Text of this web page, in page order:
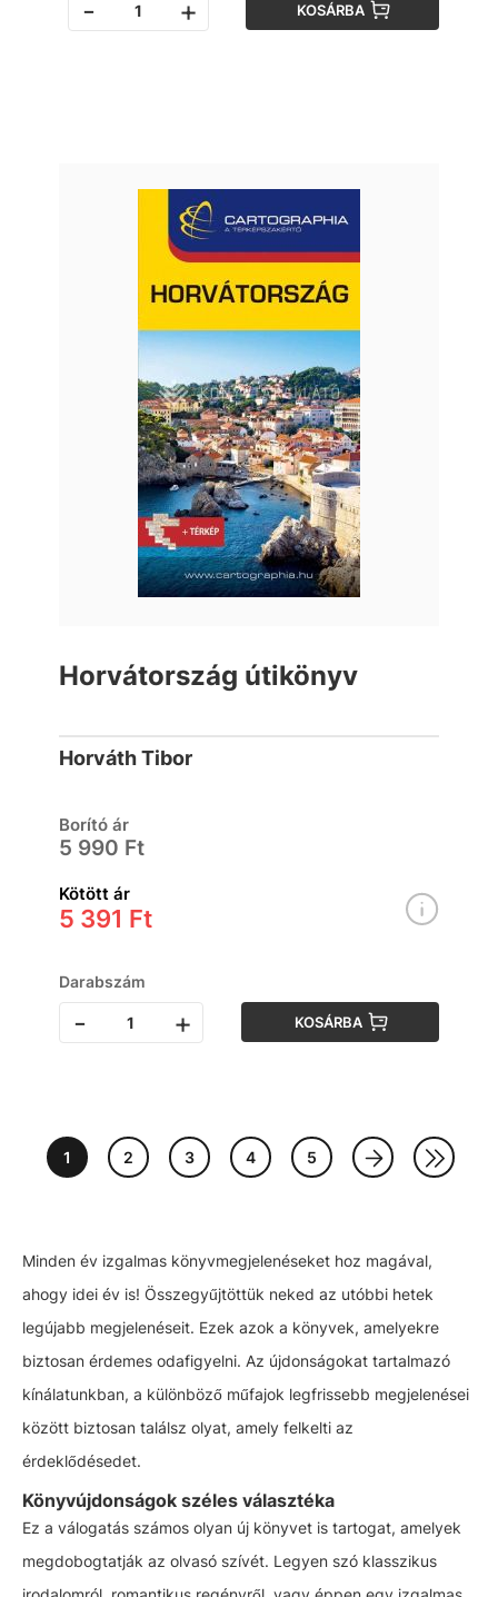
- + KOSÁRBA
Horvátország útikönyv
Horváth Tibor
Borító ár
5 990 Ft
Kötött ár
5 391 Ft
Darabszám
- + KOSÁRBA
1 2 3 4 5
Minden év izgalmas könyvmegjelenéseket hoz magával,
ahogy idei év is! Összegyűjtöttük neked az utóbbi hetek
legújabb megjelenéseit. Ezek azok a könyvek, amelyekre
biztosan érdemes odafigyelni. Az újdonságokat tartalmazó
kínálatunkban, a különböző műfajok legfrissebb megjelenései
között biztosan találsz olyat, amely felkelti az
érdeklődésedet.
Könyvújdonságok széles választéka
Ez a válogatás számos olyan új könyvet is tartogat, amelyek
megdobogtatják az olvasó szívét. Legyen szó klasszikus